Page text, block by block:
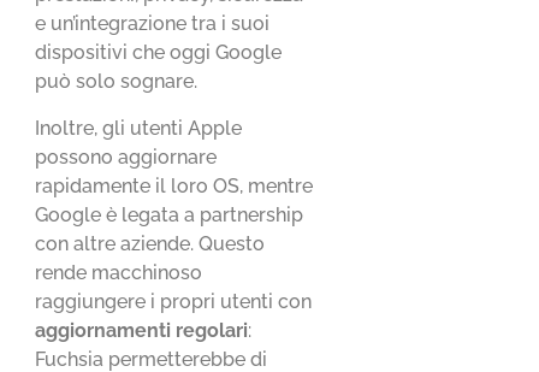
e un’integrazione tra i suoi
dispositivi che oggi Google
può solo sognare.
Inoltre, gli utenti Apple
possono aggiornare
rapidamente il loro OS, mentre
Google è legata a partnership
con altre aziende. Questo
rende macchinoso
raggiungere i propri utenti con
aggiornamenti regolari:
Fuchsia permetterebbe di